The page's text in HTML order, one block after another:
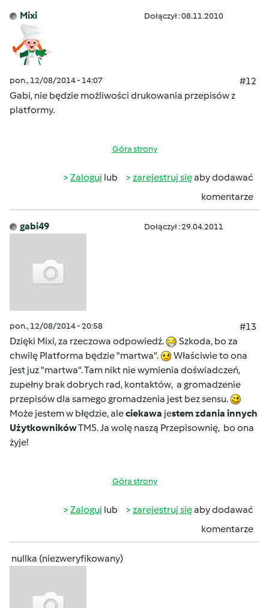
Mixi Dołączył : 08.11.2010
pon., 12/08/2014 - 14:07
#12
Gabi, nie będzie możliwości drukowania przepisów z
platformy.
Góra strony
Zaloguj lub zarejestruj sięaby dodawać
komentarze
gabi49 Dołączył : 29.04.2011
pon., 12/08/2014 - 20:58
#13
Dzięki Mixi, za rzeczowa odpowiedź.
Szkoda, bo za
chwilę Platforma będzie "martwa".
Właściwie to ona
jest juz "martwa". Tam nikt nie wymienia doświadczeń,
zupełny brak dobrych rad, kontaktów, a gromadzenie
przepisów dla samego gromadzenia jest bez sensu.
Może jestem w błędzie, aleciekawa jestem zdania innych
UżytkownikówTM5. Ja wolę naszą Przepisownię, bo ona
żyje!
Góra strony
Zaloguj lub zarejestruj sięaby dodawać
komentarze
nullka (niezweryfikowany)